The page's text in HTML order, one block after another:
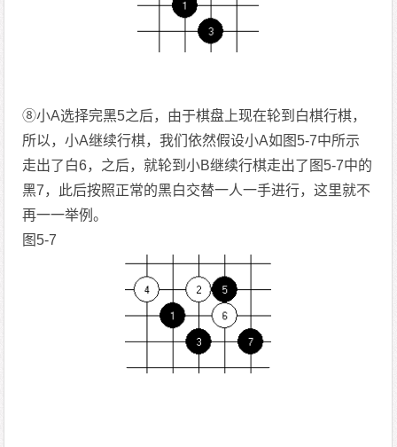
⑧小A选择完黑5之后，由于棋盘上现在轮到白棋行棋，
所以，小A继续行棋，我们依然假设小A如图5-7中所示
走出了白6，之后，就轮到小B继续行棋走出了图5-7中的
黑7，此后按照正常的黑白交替一人一手进行，这里就不
再一一举例。
图5-7